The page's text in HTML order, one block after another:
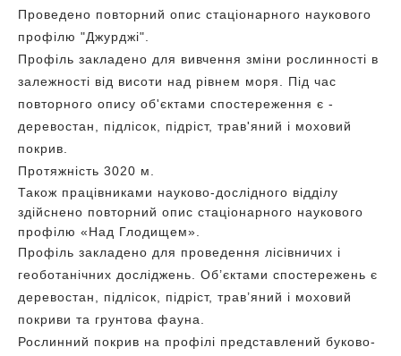
Проведено повторний опис стаціонарного наукового
профілю "Джурджі".
Профіль закладено для вивчення зміни рослинності в
залежності від висоти над рівнем моря. Під час
повторного опису об'єктами спостереження є -
деревостан, підлісок, підріст, трав'яний і моховий
покрив.
Протяжність 3020 м.
Також працівниками науково-дослідного відділу
здійснено повторний опис стаціонарного наукового
профілю «Над Глодищем».
Профіль закладено для проведення лісівничих і
геоботанічних досліджень. Об’єктами спостережень є
деревостан, підлісок, підріст, трав’яний і моховий
покриви та грунтова фауна.
Рослинний покрив на профілі представлений буково-